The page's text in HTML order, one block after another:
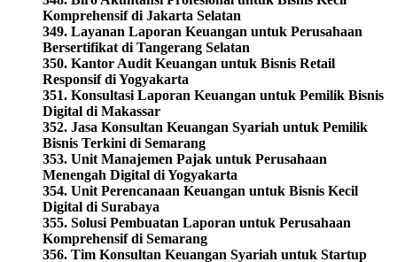
Komprehensif di Jakarta Selatan
349. Layanan Laporan Keuangan untuk Perusahaan
Bersertifikat di Tangerang Selatan
350. Kantor Audit Keuangan untuk Bisnis Retail
Responsif di Yogyakarta
351. Konsultasi Laporan Keuangan untuk Pemilik Bisnis
Digital di Makassar
352. Jasa Konsultan Keuangan Syariah untuk Pemilik
Bisnis Terkini di Semarang
353. Unit Manajemen Pajak untuk Perusahaan
Menengah Digital di Yogyakarta
354. Unit Perencanaan Keuangan untuk Bisnis Kecil
Digital di Surabaya
355. Solusi Pembuatan Laporan untuk Perusahaan
Komprehensif di Semarang
356. Tim Konsultan Keuangan Syariah untuk Startup